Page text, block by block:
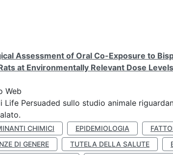
Assessment of Oral Co-Exposure to
at Environmentally Relevant Dose
Web
Life Persuaded sullo studio animale
CHIMICI EPIDEMIOLOGIA
DI GENERE
TUTELA DELLA SALUTE